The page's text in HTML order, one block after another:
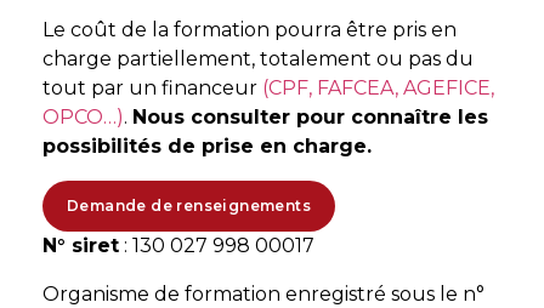
Le coût de la formation pourra être pris en
charge partiellement, totalement ou pas du
tout par un financeur (CPF, FAFCEA, AGEFICE,
OPCO…). Nous consulter pour connaître les
possibilités de prise en charge.
Demande de renseignements
N° siret : 130 027 998 00017
Organisme de formation enregistré sous le n°